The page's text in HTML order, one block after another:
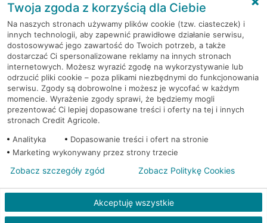
RODO
Regulamin serwisu
Mapa serwisu
PolitykaCookies
© 2026 Credit Agricole Bank Polska S.A. Wszelkie prawa zastrzeżone
Twoja zgoda z korzyścią dla Ciebie
Na naszych stronach używamy plików cookie (tzw. ciasteczek) i
innych technologii, aby zapewnić prawidłowe działanie serwisu,
dostosowywać jego zawartość do Twoich potrzeb, a także
dostarczać Ci spersonalizowane reklamy na innych stronach
internetowych. Możesz wyrazić zgodę na wykorzystywanie lub
odrzucić pliki cookie – poza plikami niezbędnymi do funkcjonowania
serwisu. Zgody są dobrowolne i możesz je wycofać w każdym
momencie. Wyrażenie zgody sprawi, że będziemy mogli
prezentować Ci lepiej dopasowane treści i oferty na tej i innych
stronach Credit Agricole.
Analityka
Dopasowanie treści i ofert na stronie
Marketing wykonywany przez strony trzecie
Akceptuję wszystkie
Zobacz szczegóły zgód Zobacz Politykę Cookies